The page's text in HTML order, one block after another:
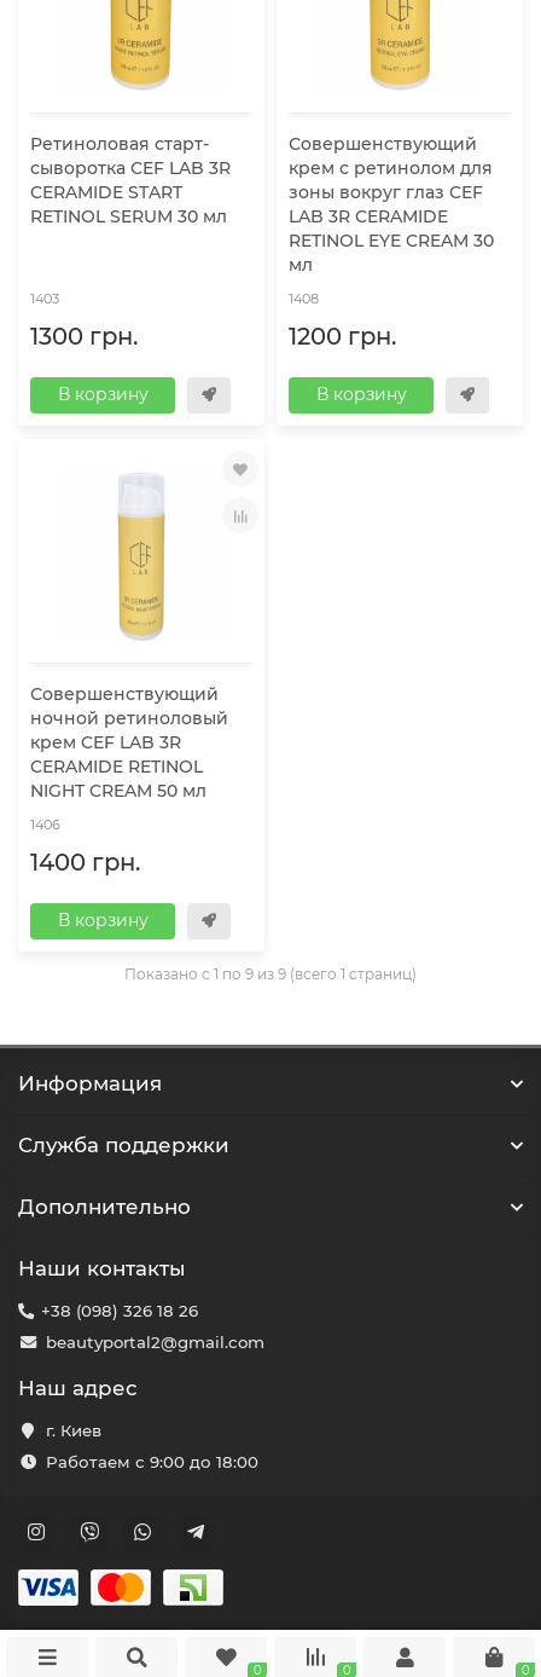
Ретиноловая старт-
сыворотка CEF LAB 3R
CERAMIDE START
RETINOL SERUM 30 мл
1403
1300 грн.
В корзину
Совершенствующий
крем с ретинолом для
зоны вокруг глаз CEF
LAB 3R CERAMIDE
RETINOL EYE CREAM 30
мл
1408
1200 грн.
В корзину
Совершенствующий
ночной ретиноловый
крем CEF LAB 3R
CERAMIDE RETINOL
NIGHT CREAM 50 мл
1406
1400 грн.
В корзину
Показано с 1 по 9 из 9 (всего 1 страниц)
Информация
Служба поддержки
Дополнительно
Наши контакты
+38 (098) 326 18 26
beautyportal2@gmail.com
Наш адрес
г. Киев
Работаем с 9:00 до 18:00
0 0 0